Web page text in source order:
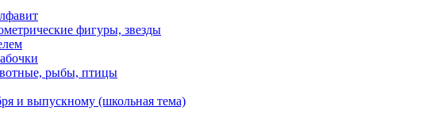
фигуры, звезды
рыбы, птицы
и выпускному (школьная тема)